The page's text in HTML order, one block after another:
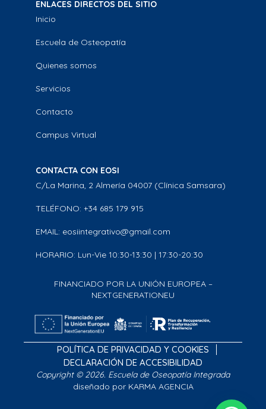
ENLACES DIRECTOS DEL SITIO
Inicio
Escuela de Osteopatía
Quienes somos
Servicios
Contacto
Campus Virtual
CONTACTA CON EOSI
C/La Marina, 2 Almería 04007 (Clínica Samsara)
TELÉFONO: +34 685 179 915
EMAIL: eosiintegrativo@gmail.com
HORARIO: Lun-Vie 10:30-13:30 | 17:30-20:30
FINANCIADO POR LA UNIÓN EUROPEA –
NEXTGENERATIONEU
POLÍTICA DE PRIVACIDAD Y COOKIES
DECLARACIÓN DE ACCESIBILIDAD
Copyright © 2026. Escuela de Oseopatía Integrada
diseñado por KARMA AGENCIA